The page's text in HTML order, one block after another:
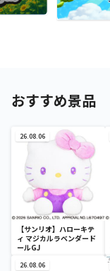
おすすめ景品
26.08.06
【サンリオ】ハローキテ
ィ マジカルラベンダード
ールGJ
26.08.06